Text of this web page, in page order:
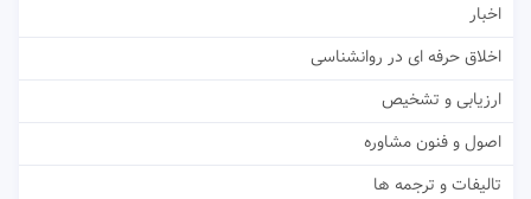
اخبار
اخلاق حرفه ای در روانشناسی
ارزیابی و تشخیص
اصول و فنون مشاوره
تالیفات و ترجمه ها